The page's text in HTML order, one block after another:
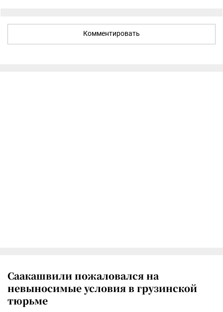
Комментировать
Саакашвили пожаловался на
невыносимые условия в грузинской
тюрьме